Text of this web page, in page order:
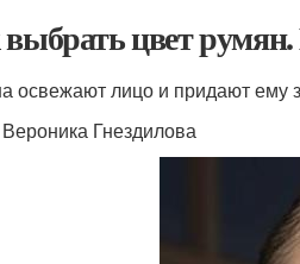
цвет
освежают лицо и придают ему
Вероника Гнездилова